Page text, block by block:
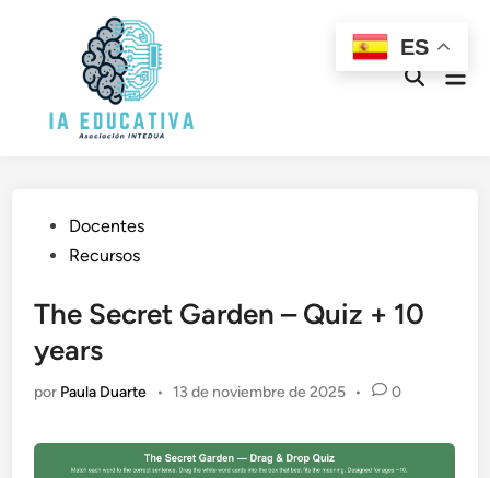
Abrir
Publicado
en
Docentes
Recursos
The Secret Garden – Quiz + 10
years
por Paula Duarte • 13 de noviembre de 2025 • 0
ES